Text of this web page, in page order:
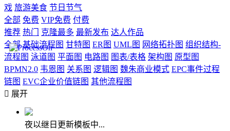
戏 旅游美食 节日节气
全部 免费 VIP免费 付费
推荐 热门 克隆最多 最新发布 达人作品
全部 基础流程图 甘特图 ER图 UML图 网络拓扑图 组织结构-
流程图 泳道图 平面图 电路图 图表/表格 架构图 原型图
BPMN2.0 韦恩图 关系图 逻辑图 魏朱商业模式 EPC事件过程
链图 EVC企业价值链图 其他流程图
 展开
夜以继日更新模板中...